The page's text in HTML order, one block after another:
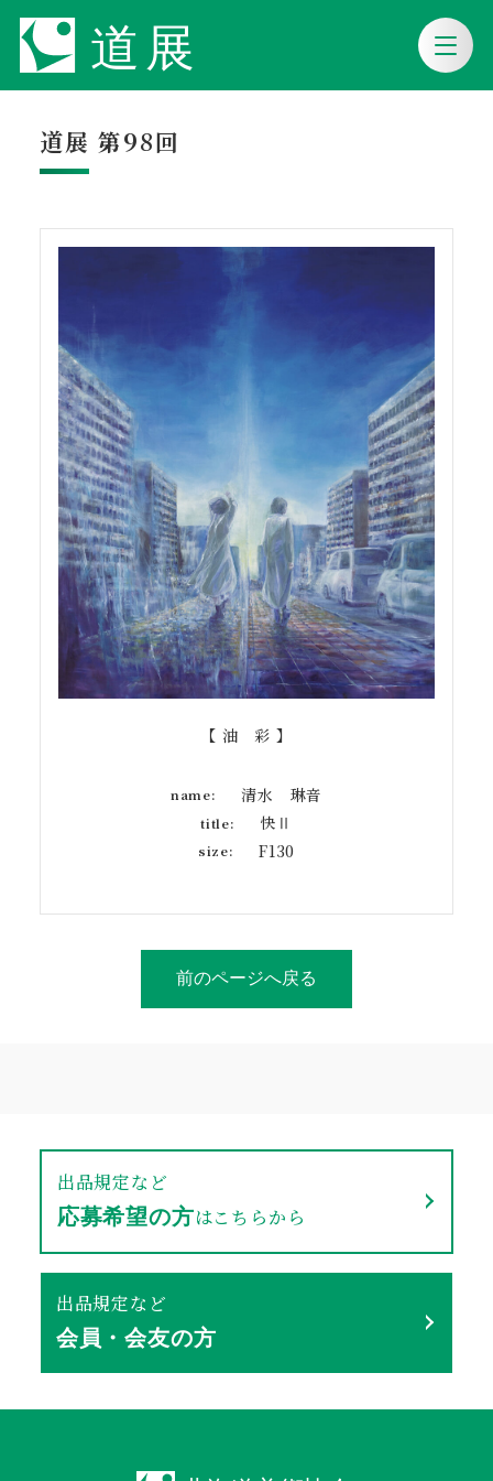
道展 第98回
【 油 彩 】
name: 清水 琳音
title: 快Ⅱ
size: F130
前のページへ戻る
出品規定など
応募希望の方はこちらから
出品規定など
会員・会友の方